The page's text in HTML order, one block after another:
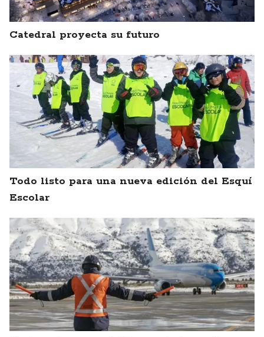
Catedral proyecta su futuro
Todo listo para una nueva edición del Esquí
Escolar